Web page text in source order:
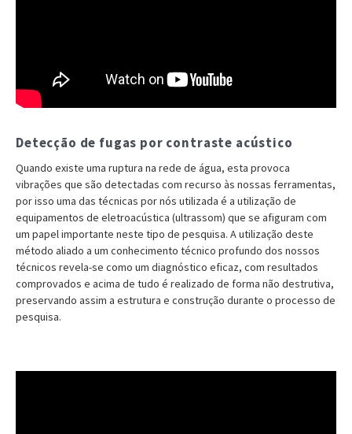
Detecção de fugas por contraste acústico
Quando existe uma ruptura na rede de água, esta provoca
vibrações que são detectadas com recurso às nossas ferramentas,
por isso uma das técnicas por nós utilizada é a utilização de
equipamentos de eletroacústica (ultrassom) que se afiguram com
um papel importante neste tipo de pesquisa. A utilização deste
método aliado a um conhecimento técnico profundo dos nossos
técnicos revela-se como um diagnóstico eficaz, com resultados
comprovados e acima de tudo é realizado de forma não destrutiva,
preservando assim a estrutura e construção durante o processo de
pesquisa.